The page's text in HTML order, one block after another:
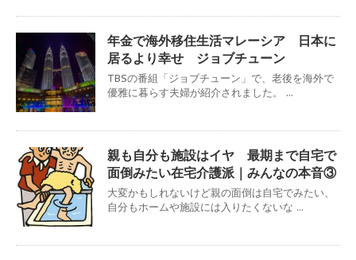
年金で海外移住生活マレーシア 日本に
居るより幸せ ジョブチューン
TBSの番組「ジョブチューン」で、老後を海外で
優雅に暮らす夫婦が紹介されました。 ...
親も自分も施設はイヤ 最期まで自宅で
面倒みたい在宅介護派｜みんなの本音③
大変かもしれないけど親の面倒は自宅でみたい、
自分もホームや施設には入りたくないな ...